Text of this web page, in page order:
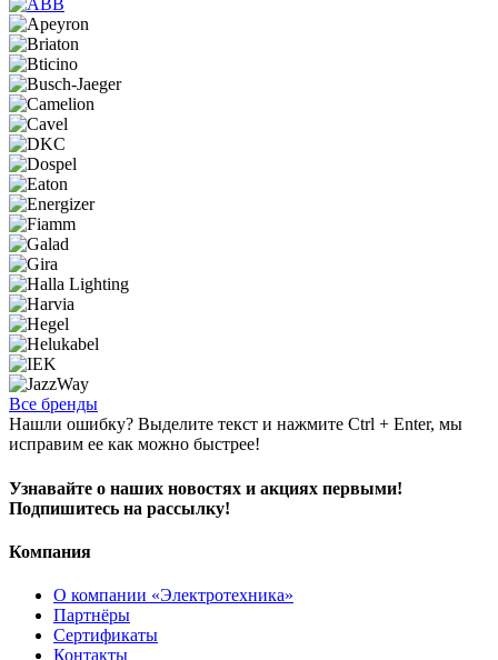
Все бренды
Нашли ошибку? Выделите текст и нажмите Ctrl + Enter, мы
исправим ее как можно быстрее!
Узнавайте о наших новостях и акциях первыми!
Подпишитесь на рассылку!
Компания
О компании «Электротехника»
Партнёры
Сертификаты
Контакты